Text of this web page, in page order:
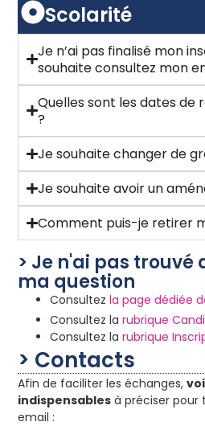
Scolarité
Je n’ai pas finalisé mon
souhaite consultez mon
Quelles sont les dates de
?
Je souhaite changer de
Je souhaite avoir un
Comment puis-je retirer
> Je n'ai pas trouvé
ma question
Consultezla page dédiée
Consultez larubrique
Consultez larubrique
> Contacts
Afin de faciliter les échanges,
indispensables à préciser
email :